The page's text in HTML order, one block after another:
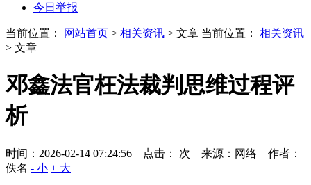
今日举报
当前位置： 网站首页 > 相关资讯 > 文章 当前位置： 相关资讯
> 文章
邓鑫法官枉法裁判思维过程评
析
时间：2026-02-14 07:24:56 点击： 次 来源：网络 作者：
佚名 - 小 + 大